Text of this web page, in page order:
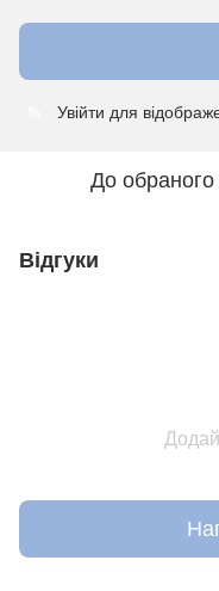
Увійти для
До обраного
Відгуки